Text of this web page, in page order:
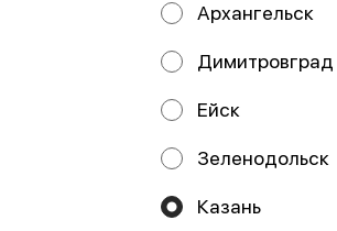
(семги) с/м ЧИЛИ,
Архангельск
Димитровград
Ейск
Зеленодольск
Казань